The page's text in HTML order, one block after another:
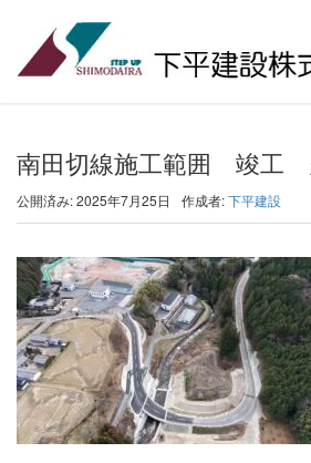
南田切線施工範囲 竣工
公開済み: 2025年7月25日 作成者:下平建設